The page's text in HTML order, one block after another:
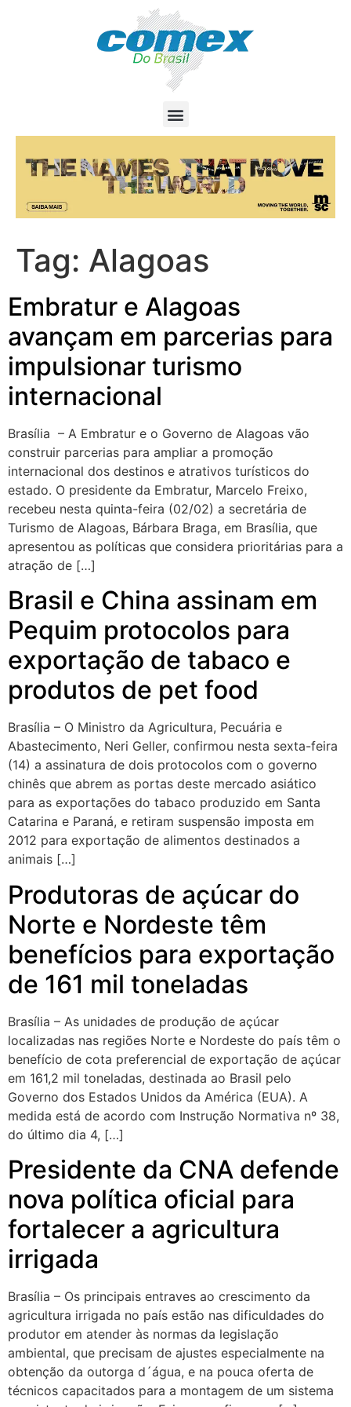
Tag: Alagoas
Embratur e Alagoas
avançam em parcerias para
impulsionar turismo
internacional
Brasília – A Embratur e o Governo de Alagoas vão
construir parcerias para ampliar a promoção
internacional dos destinos e atrativos turísticos do
estado. O presidente da Embratur, Marcelo Freixo,
recebeu nesta quinta-feira (02/02) a secretária de
Turismo de Alagoas, Bárbara Braga, em Brasília, que
apresentou as políticas que considera prioritárias para a
atração de […]
Brasil e China assinam em
Pequim protocolos para
exportação de tabaco e
produtos de pet food
Brasília – O Ministro da Agricultura, Pecuária e
Abastecimento, Neri Geller, confirmou nesta sexta-feira
(14) a assinatura de dois protocolos com o governo
chinês que abrem as portas deste mercado asiático
para as exportações do tabaco produzido em Santa
Catarina e Paraná, e retiram suspensão imposta em
2012 para exportação de alimentos destinados a
animais […]
Produtoras de açúcar do
Norte e Nordeste têm
benefícios para exportação
de 161 mil toneladas
Brasília – As unidades de produção de açúcar
localizadas nas regiões Norte e Nordeste do país têm o
benefício de cota preferencial de exportação de açúcar
em 161,2 mil toneladas, destinada ao Brasil pelo
Governo dos Estados Unidos da América (EUA). A
medida está de acordo com Instrução Normativa nº 38,
do último dia 4, […]
Presidente da CNA defende
nova política oficial para
fortalecer a agricultura
irrigada
Brasília – Os principais entraves ao crescimento da
agricultura irrigada no país estão nas dificuldades do
produtor em atender às normas da legislação
ambiental, que precisam de ajustes especialmente na
obtenção da outorga d´água, e na pouca oferta de
técnicos capacitados para a montagem de um sistema